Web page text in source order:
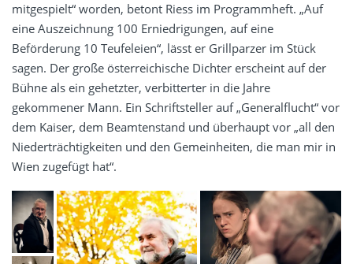
mitgespielt“ worden, betont Riess im Programmheft. „Auf
eine Auszeichnung 100 Erniedrigungen, auf eine
Beförderung 10 Teufeleien“, lässt er Grillparzer im Stück
sagen. Der große österreichische Dichter erscheint auf der
Bühne als ein gehetzter, verbitterter in die Jahre
gekommener Mann. Ein Schriftsteller auf „Generalflucht“ vor
dem Kaiser, dem Beamtenstand und überhaupt vor „all den
Niederträchtigkeiten und den Gemeinheiten, die man mir in
Wien zugefügt hat“.